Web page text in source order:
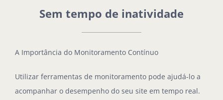
Sem tempo de inatividade
A Importância do Monitoramento Contínuo
Utilizar ferramentas de monitoramento pode ajudá-lo a
acompanhar o desempenho do seu site em tempo real.